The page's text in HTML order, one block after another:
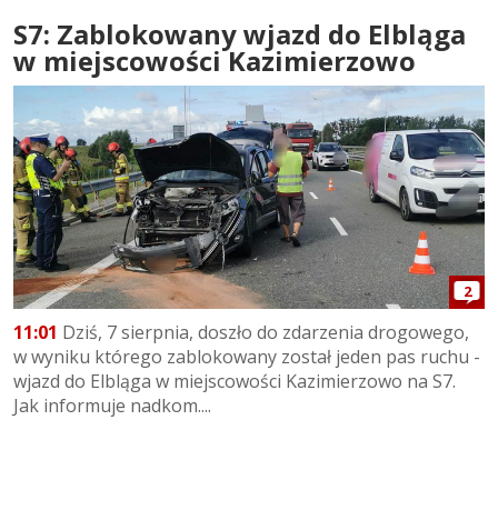
S7: Zablokowany wjazd do Elbląga
w miejscowości Kazimierzowo
2
11:01 Dziś, 7 sierpnia, doszło do zdarzenia drogowego,
w wyniku którego zablokowany został jeden pas ruchu -
wjazd do Elbląga w miejscowości Kazimierzowo na S7.
Jak informuje nadkom....